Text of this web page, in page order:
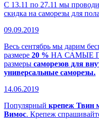
С 13.11 по 27.11 мы
скидка на саморезы для пола
09.09.2019
Весь сентябрь мы дарим
размере 20 % НА САМЫЕ
размеры саморезов для
универсальные саморезы.
14.06.2019
Популярный крепеж Твин
Вимос. Крепеж